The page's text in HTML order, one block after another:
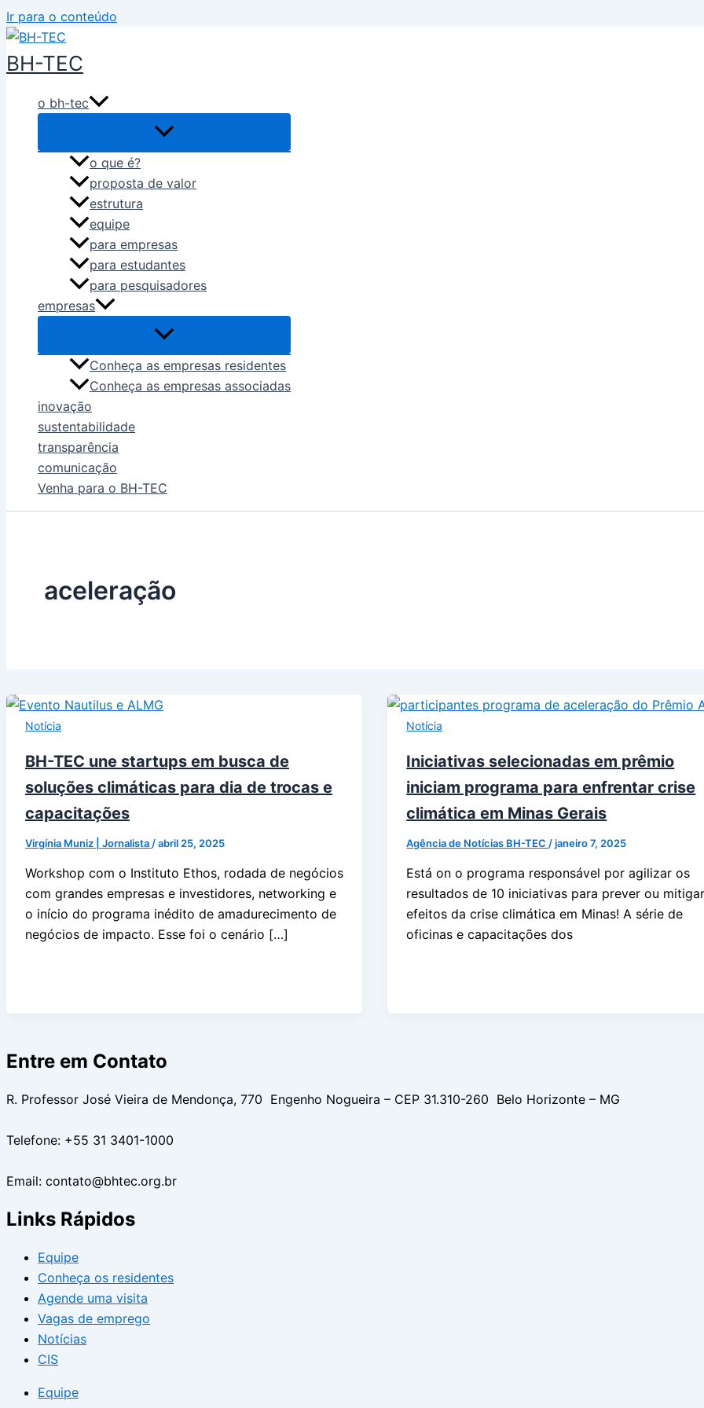
Ir para o conteúdo
BH-TEC
o bh-tec
o que é?
proposta de valor
estrutura
equipe
para empresas
para estudantes
para pesquisadores
empresas
Conheça as empresas residentes
Conheça as empresas associadas
inovação
sustentabilidade
transparência
comunicação
Venha para o BH-TEC
aceleração
Notícia
BH-TEC une startups em busca de
soluções climáticas para dia de trocas e
capacitações
Virgínia Muniz | Jornalista /abril 25, 2025
Workshop com o Instituto Ethos, rodada de negócios
com grandes empresas e investidores, networking e
o início do programa inédito de amadurecimento de
negócios de impacto. Esse foi o cenário […]
Notícia
Iniciativas selecionadas em prêmio
iniciam programa para enfrentar crise
climática em Minas Gerais
Agência de Notícias BH-TEC /janeiro 7, 2025
Está on o programa responsável por agilizar os
resultados de 10 iniciativas para prever ou
efeitos da crise climática em Minas! A série de
oficinas e capacitações dos
Entre em Contato
R. Professor José Vieira de Mendonça, 770 Engenho Nogueira – CEP 31.310-260 Belo Horizonte – MG
Telefone: +55 31 3401-1000
Email: contato@bhtec.org.br
Links Rápidos
Equipe
Conheça os residentes
Agende uma visita
Vagas de emprego
Notícias
CIS
Equipe